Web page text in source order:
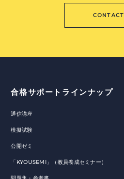
CONTACT
合格サポートラインナップ
通信講座
模擬試験
公開ゼミ
「KYOUSEMI」（教員養成セミナー）